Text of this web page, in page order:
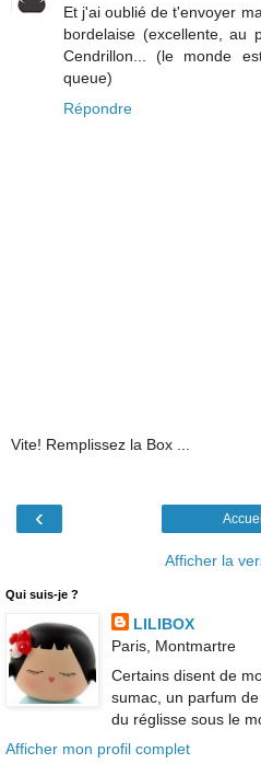
Et j'ai oublié de t'envoyer
bordelaise (excellente, au
Cendrillon... (le monde
queue)
Répondre
Vite! Remplissez la Box ...
‹
Afficher la
Qui suis-je ?
LILIBOX
Paris, Montmartre
Certains disent de
sumac, un parfum
du réglisse sous le
Afficher mon profil complet